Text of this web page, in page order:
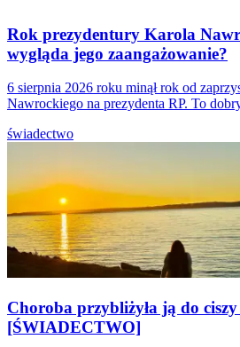
Rok prezydentury Karola
wygląda jego zaangażowanie?
6 sierpnia 2026 roku minął rok od
Nawrockiego na prezydenta RP. To
świadectwo
Choroba przybliżyła ją do
[ŚWIADECTWO]